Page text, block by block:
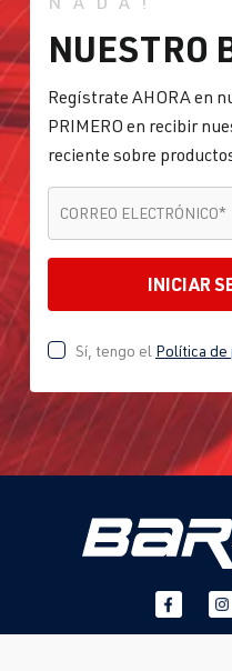
NUESTRO
Regístrate AHORA en
PRIMERO en recibir
reciente sobre
CORREO ELECTRÓNICO*
INICIAR
Sí, tengo el Política de